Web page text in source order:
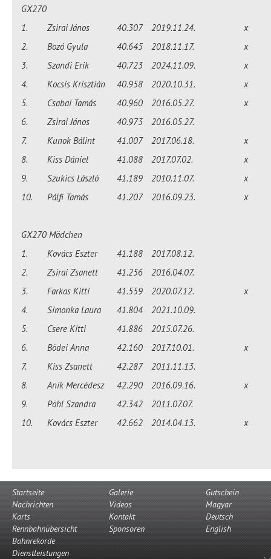
GX270
1.
Zsirai János 40.307 2019.11.24.
x
2.
Bozó Gyula 40.645 2018.11.17.
x
3.
Szandi Erik 40.723 2024.11.09.
x
4.
Kocsis Krisztián 40.958 2020.10.31.
x
5.
Csabai Tamás 40.960 2016.05.27.
x
6.
Zsirai János 40.973
2016.05.27.
7.
Kunok Bálint 41.007 2017.06.18.
x
8.
Kiss Dániel 41.088 2017.07.02.
x
9.
Szukics László 41.189 2010.11.07.
x
10.
Pálfi Tamás 41.207 2016.09.23. x
GX270 Mädchen
1.
Kovács Eszter 41.188
2017.08.12.
2.
Zsirai Zsanett 41.256
2016.04.07.
3.
Farkas Kitti 41.559 2020.07.12.
x
4.
Simonka Laura 41.804
2021.10.09.
5.
Csere Kitti 41.886
2015.07.26.
6.
Bödei Anna 42.160 2017.10.01.
x
7.
Kiss Zsanett 42.287
2011.11.13.
8.
Anik Mercédesz 42.290 2016.09.16.
x
9.
Pöhl Szandra 42.342
2011.07.07.
10.
Kovács Eszter 42.662 2014.04.13. x
Startseite
Nachrichten
Karts
Rennbahnübersicht
Bahnrekorde
Dienstleistungen
Galerie
Videos
Kontakt
Sponsoren
Gutschein
Magyar
Deutsch
English